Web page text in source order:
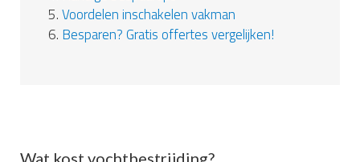
5.Voordelen inschakelen vakman
6. Besparen? Gratis offertes vergelijken!
Wat kost vochtbestrijding?